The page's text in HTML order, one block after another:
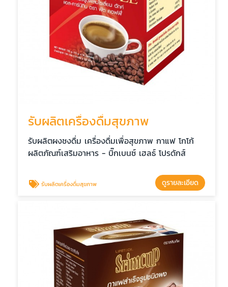
รับผลิตเครื่องดื่มสุขภาพ
รับผลิตผงชงดื่ม เครื่องดื่มเพื่อสุขภาพ กาแฟ โกโก้
ผลิตภัณฑ์เสริมอาหาร - บิ๊กเบนซ์ เฮลธ์ โปรดักส์
รับผลิตเครื่องดื่มสุขภาพ ดูรายละเอียด